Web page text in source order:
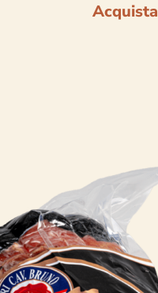
Acquista